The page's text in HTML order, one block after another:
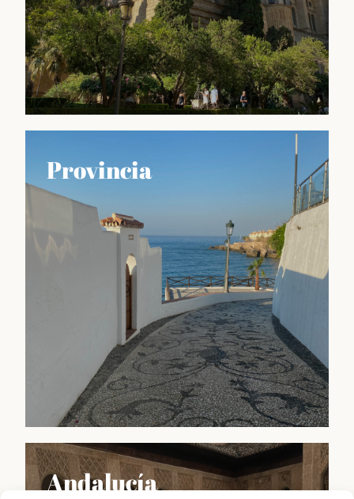
GUÍA de Málaga es una herramienta imprescindible
para aquellos que quieren sacar el máximo partido a
su visita a esta ciudad vibrante y llena de vida. Aquí
encontrarás información detallada y actualizada
sobre los principales atractivos turísticos de Málaga,
como sus museos, monumentos históricos, playas,
Déjate llevar
Provincia
Provincia
Andalucía